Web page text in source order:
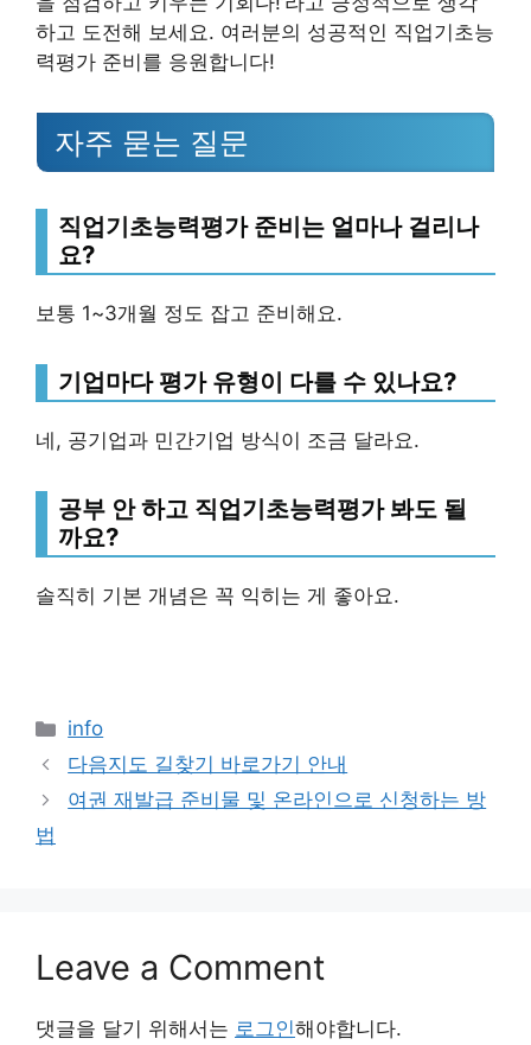
하고 도전해 보세요. 여러분의 성공적인 직업기초능
력평가 준비를 응원합니다!
자주 묻는 질문
직업기초능력평가 준비는 얼마나 걸리나
요?
보통 1~3개월 정도 잡고 준비해요.
기업마다 평가 유형이 다를 수 있나요?
네, 공기업과 민간기업 방식이 조금 달라요.
공부 안 하고 직업기초능력평가 봐도 될
까요?
솔직히 기본 개념은 꼭 익히는 게 좋아요.
Categories
info
다음지도 길찾기 바로가기 안내
여권 재발급 준비물 및 온라인으로 신청하는 방
법
Leave a Comment
댓글을 달기 위해서는 로그인해야합니다.